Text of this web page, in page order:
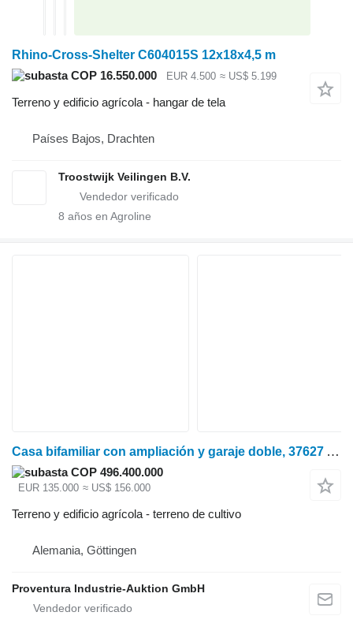
Rhino-Cross-Shelter C604015S 12x18x4,5 m
COP 16.550.000
EUR 4.500 ≈ US$ 5.199
Terreno y edificio agrícola - hangar de tela
Países Bajos, Drachten
Troostwijk Veilingen B.V.
8 años en Agroline
Casa bifamiliar con ampliación y garaje doble, 37627 Arholzen
COP 496.400.000
EUR 135.000 ≈ US$ 156.000
Terreno y edificio agrícola - terreno de cultivo
Alemania, Göttingen
Proventura Industrie-Auktion GmbH